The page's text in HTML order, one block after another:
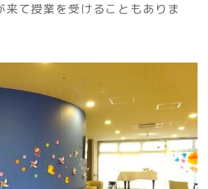
来て授業を受けることもありま